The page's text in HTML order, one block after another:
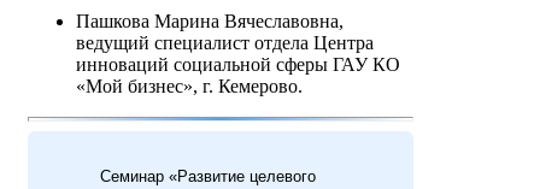
Пашкова Марина Вячеславовна,
ведущий специалист отдела Центра
инноваций социальной сферы ГАУ КО
«Мой бизнес», г. Кемерово.
Cеминар «Развитие целевого